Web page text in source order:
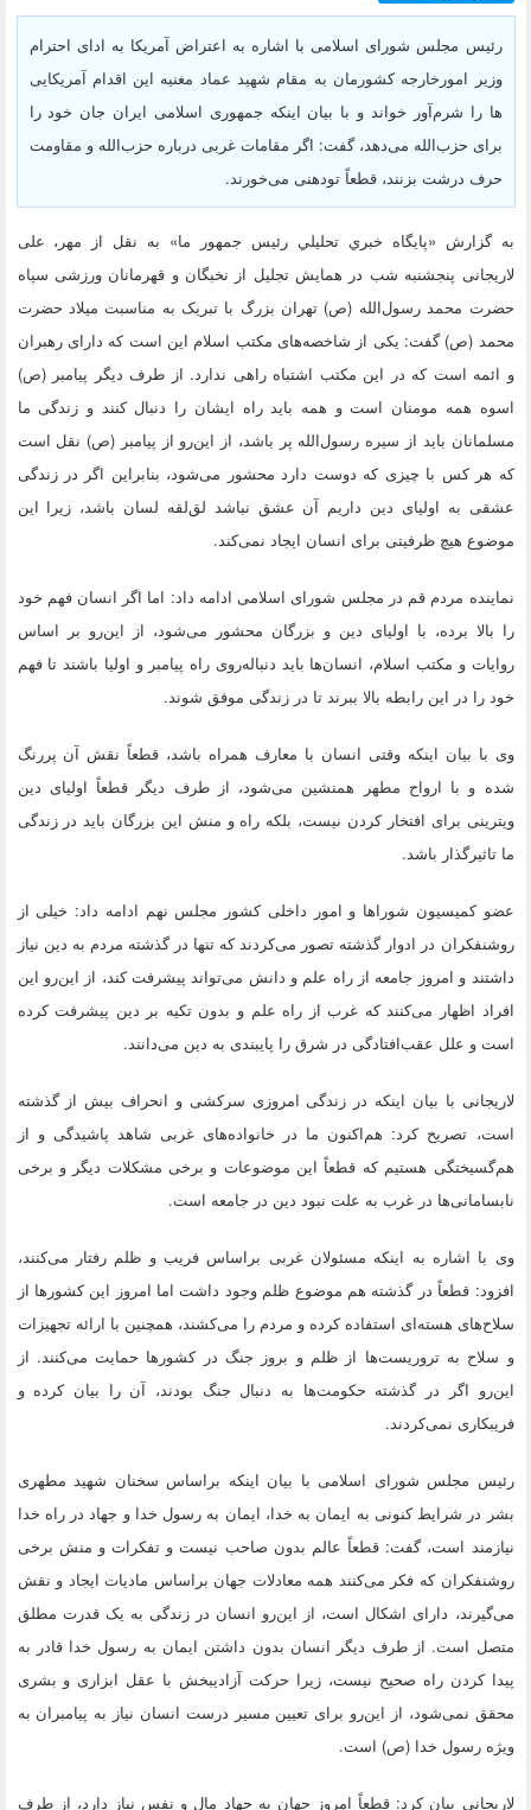
رئیس مجلس شورای اسلامی با اشاره به اعتراض آمریکا به ادای احترام
وزیر امورخارجه کشورمان به مقام شهید عماد مغنیه این اقدام آمریکایی
ها را شرم‌آور خواند و با بیان اینکه جمهوری اسلامی ایران جان خود را
برای حزب‌الله می‌دهد، گفت: اگر مقامات غربی درباره حزب‌الله و مقاومت
حرف درشت بزنند، قطعاً تودهنی می‌خورند.
به گزارش «پايگاه خبري تحليلي رئيس جمهور ما» به نقل از مهر، علی
لاریجانی پنجشنبه شب در همایش تجلیل از نخبگان و قهرمانان ورزشی سپاه
حضرت محمد رسول‌الله (ص) تهران بزرگ با تبریک به مناسبت میلاد حضرت
محمد (ص) گفت: یکی از شاخصه‌های مکتب اسلام این است که دارای رهبران
و ائمه است که در این مکتب اشتباه راهی ندارد. از طرف دیگر پیامبر (ص)
اسوه همه مومنان است و همه باید راه ایشان را دنبال کنند و زندگی ما
مسلمانان باید از سیره رسول‌الله پر باشد، از این‌رو از پیامبر (ص) نقل است
که هر کس با چیزی که دوست دارد محشور می‌شود، بنابراین اگر در زندگی
عشقی به اولیای دین داریم آن عشق نباشد لق‌لقه لسان باشد، زیرا این
موضوع هیچ ظرفیتی برای انسان ایجاد نمی‌کند.
نماینده مردم قم در مجلس شورای اسلامی ادامه داد: اما اگر انسان فهم خود
را بالا برده، با اولیای دین و بزرگان محشور می‌شود، از این‌رو بر اساس
روایات و مکتب اسلام، انسان‌ها باید دنباله‌روی راه پیامبر و اولیا باشند تا فهم
خود را در این رابطه بالا ببرند تا در زندگی موفق شوند.
وی با بیان اینکه وقتی انسان با معارف همراه باشد، قطعاً نقش آن پررنگ
شده و با ارواح مطهر همنشین می‌شود، از طرف دیگر قطعاً اولیای دین
ویترینی برای افتخار کردن نیست، بلکه راه و منش این بزرگان باید در زندگی
ما تاثیرگذار باشد.
عضو کمیسیون شوراها و امور داخلی کشور مجلس نهم ادامه داد: خیلی از
روشنفکران در ادوار گذشته تصور می‌کردند که تنها در گذشته مردم به دین نیاز
داشتند و امروز جامعه از راه علم و دانش می‌تواند پیشرفت کند، از این‌رو این
افراد اظهار می‌کنند که غرب از راه علم و بدون تکیه بر دین پیشرفت کرده
است و علل عقب‌افتادگی در شرق را پایبندی به دین می‌دانند.
لاریجانی با بیان اینکه در زندگی امروزی سرکشی و انحراف بیش از گذشته
است، تصریح کرد: هم‌اکنون ما در خانواده‌های غربی شاهد پاشیدگی و از
هم‌گسیختگی هستیم که قطعاً این موضوعات و برخی مشکلات دیگر و برخی
نابسامانی‌ها در غرب به علت نبود دین در جامعه است.
وی با اشاره به اینکه مسئولان غربی براساس فریب و ظلم رفتار می‌کنند،
افزود: قطعاً در گذشته هم موضوع ظلم وجود داشت اما امروز این کشورها از
سلاح‌های هسته‌ای استفاده کرده و مردم را می‌کشند، همچنین با ارائه تجهیزات
و سلاح به تروریست‌ها از ظلم و بروز جنگ در کشورها حمایت می‌کنند. از
این‌رو اگر در گذشته حکومت‌ها به دنبال جنگ بودند، آن را بیان کرده و
فریبکاری نمی‌کردند.
رئیس مجلس شورای اسلامی با بیان اینکه براساس سخنان شهید مطهری
بشر در شرایط کنونی به ایمان به خدا، ایمان به رسول خدا و جهاد در راه خدا
نیازمند است، گفت: قطعاً عالم بدون صاحب نیست و تفکرات و منش برخی
روشنفکران که فکر می‌کنند همه معادلات جهان براساس مادیات ایجاد و نقش
می‌گیرند، دارای اشکال است، از این‌رو انسان در زندگی به یک قدرت مطلق
متصل است. از طرف دیگر انسان بدون داشتن ایمان به رسول خدا قادر به
پیدا کردن راه صحیح نیست، زیرا حرکت آزادیبخش با عقل ابزاری و بشری
محقق نمی‌شود، از این‌رو برای تعیین مسیر درست انسان نیاز به پیامبران به
ویژه رسول خدا (ص) است.
لاریجانی بیان کرد: قطعاً امروز جهان به جهاد مال و نفس نیاز دارد، از طرف